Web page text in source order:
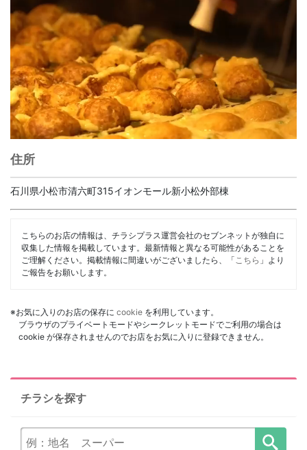
住所
石川県小松市清六町315イオンモール新小松外部棟
こちらのお店の情報は、チラシプラス運営会社のセブンネットが独自に
収集した情報を掲載しています。最新情報と異なる可能性があることを
ご理解ください。掲載情報に間違いがございましたら、「 こちら 」より
ご報告をお願いします。
※お気に入りのお店の保存に cookie を利用しています。
ブラウザのプライベートモードやシークレットモードでご利用の場合は
cookie が保存されませんのでお店をお気に入りに登録できません。
チラシを探す